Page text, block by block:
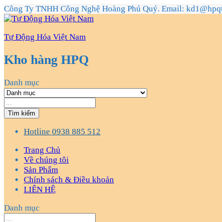
Công Ty TNHH Công Nghệ Hoàng Phú Quý. Email:
Tự Động Hóa Việt Nam
Kho hàng HPQ
Danh mục
Tìm kiếm
Hotline 0938 885 512
Trang Chủ
Về chúng tôi
Sản Phẩm
Chính sách & Điều khoản
LIÊN HỆ
Danh mục